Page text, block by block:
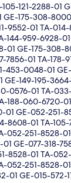
121-2288-01
GE-175-308-
9552-01 TA-014-
144-959-6928-
01 GE-175-308-
7856-01 TA-178-
453-0048-01
GE-149-195-
0576-01 TA-
188-060-6720-
01 GE-052-251-
8608-01 TA-
052-251-8528-
01 GE-077-318-
8528-01 TA-
052-251-8528-
01 GE-015-572-